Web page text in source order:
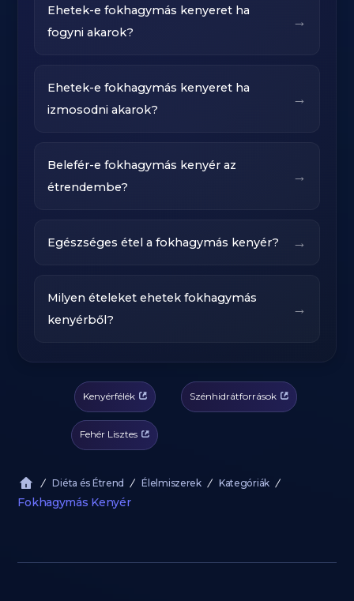
Ehetek-e fokhagymás kenyeret ha
fogyni akarok?
→
Ehetek-e fokhagymás kenyeret ha
izmosodni akarok?
→
Belefér-e fokhagymás kenyér az
étrendembe?
→
Egészséges étel a fokhagymás kenyér? →
Milyen ételeket ehetek fokhagymás
kenyérből?
→
Kenyérfélék Szénhidrátforrások
Fehér Lisztes
Diéta és Étrend Élelmiszerek Kategóriák
Fokhagymás Kenyér